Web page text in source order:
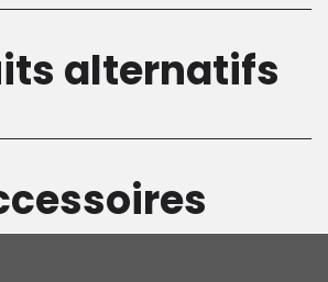
alternatifs